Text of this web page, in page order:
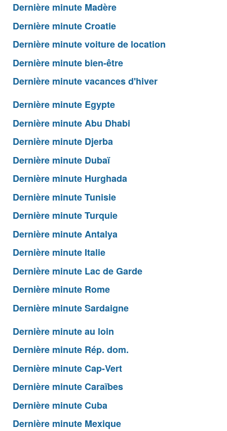
Dernière minute Madère
Dernière minute Croatie
Dernière minute voiture de location
Dernière minute bien-être
Dernière minute vacances d'hiver
Dernière minute Egypte
Dernière minute Abu Dhabi
Dernière minute Djerba
Dernière minute Dubaï
Dernière minute Hurghada
Dernière minute Tunisie
Dernière minute Turquie
Dernière minute Antalya
Dernière minute Italie
Dernière minute Lac de Garde
Dernière minute Rome
Dernière minute Sardaigne
Dernière minute au loin
Dernière minute Rép. dom.
Dernière minute Cap-Vert
Dernière minute Caraïbes
Dernière minute Cuba
Dernière minute Mexique